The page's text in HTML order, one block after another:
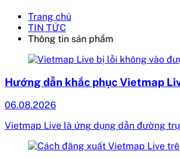
Trang chủ
TIN TỨC
Thông tin sản phẩm
Hướng dẫn khắc phục Vietmap
06.08.2026
Vietmap Live là ứng dụng dẫn đường